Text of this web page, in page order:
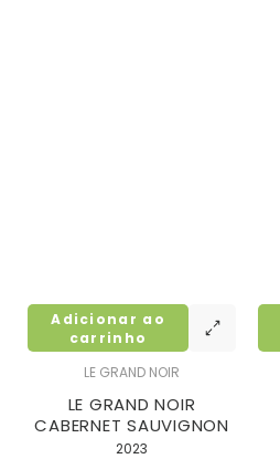
LE GRAND NOIR
LE GRAND NOIR
CABERNET SAUVIGNON
2023
Adicionar ao
carrinho